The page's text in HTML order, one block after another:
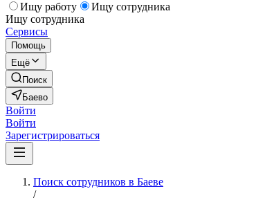
Ищу работу
Ищу сотрудника
Ищу сотрудника
Сервисы
Помощь
Ещё
Поиск
Баево
Войти
Войти
Зарегистрироваться
Поиск сотрудников в Баеве
/